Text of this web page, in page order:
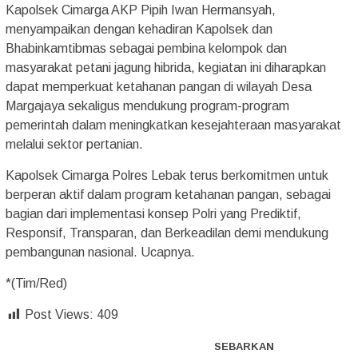
Kapolsek Cimarga AKP Pipih Iwan Hermansyah,
menyampaikan dengan kehadiran Kapolsek dan
Bhabinkamtibmas sebagai pembina kelompok dan
masyarakat petani jagung hibrida, kegiatan ini diharapkan
dapat memperkuat ketahanan pangan di wilayah Desa
Margajaya sekaligus mendukung program-program
pemerintah dalam meningkatkan kesejahteraan masyarakat
melalui sektor pertanian.
Kapolsek Cimarga Polres Lebak terus berkomitmen untuk
berperan aktif dalam program ketahanan pangan, sebagai
bagian dari implementasi konsep Polri yang Prediktif,
Responsif, Transparan, dan Berkeadilan demi mendukung
pembangunan nasional. Ucapnya.
*(Tim/Red)
Post Views: 409
SEBARKAN